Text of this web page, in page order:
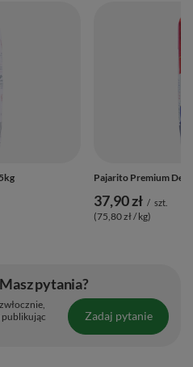
Pajarito Premium
37,90 zł / szt.
(75,80 zł / kg)
pytania?
publikując
Zadaj pytanie